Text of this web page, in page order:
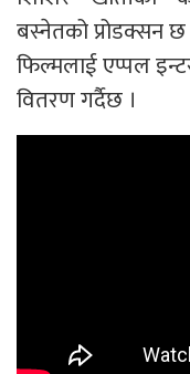
बस्नेतको प्रोडक्सन छ
फिल्मलाई एप्पल
वितरण गर्दैछ ।